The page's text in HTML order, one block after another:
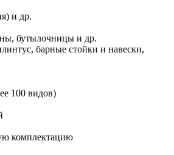
и др.
бутылочницы и др.
барные стойки и навески,
100 видов)
комплектацию